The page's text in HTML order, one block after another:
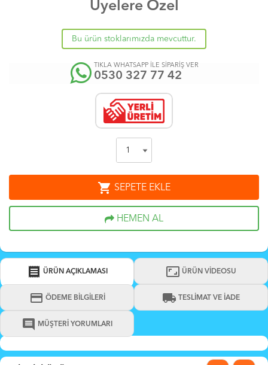
Üyelere Özel
Bu ürün stoklarımızda mevcuttur.
TIKLA WHATSAPP İLE SİPARİŞ VER
0530 327 77 42
shopping_cart SEPETE EKLE
HEMEN AL
receipt ÜRÜN AÇIKLAMASI aspect_ratio ÜRÜN VİDEOSU
credit_card ÖDEME BİLGİLERİ local_shipping TESLİMAT VE İADE
comment MÜŞTERİ YORUMLARI